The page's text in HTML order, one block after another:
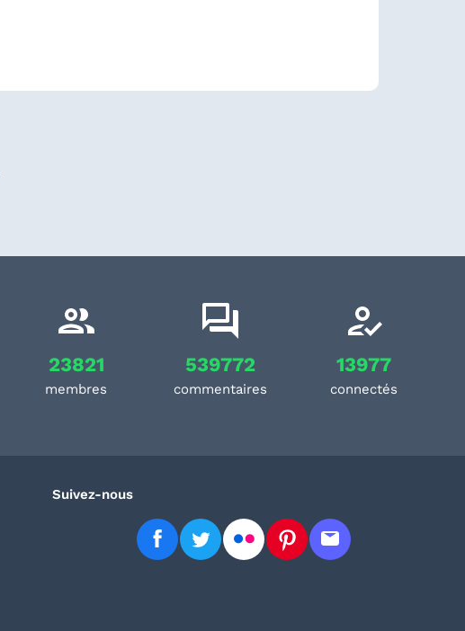
23821
membres
539772
commentaires
13977
connectés
Suivez-nous